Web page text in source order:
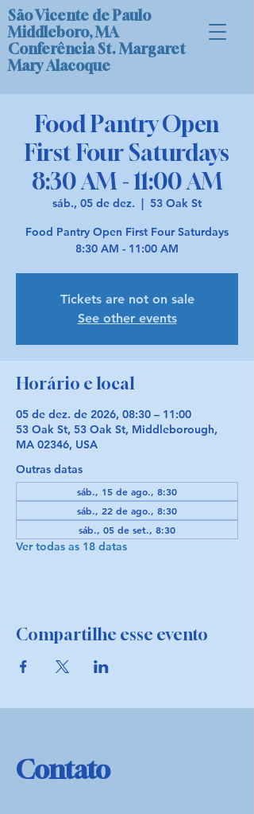
São Vicente de Paulo
Middleboro, MA
Conferência St. Margaret
Mary Alacoque
Food Pantry Open
First Four Saturdays
8:30 AM - 11:00 AM
sáb., 05 de dez.
  |
53 Oak St
Food Pantry Open First Four Saturdays
8:30 AM - 11:00 AM
Tickets are not on sale
See other events
Horário e local
05 de dez. de 2026, 08:30 – 11:00
53 Oak St, 53 Oak St, Middleborough,
MA 02346, USA
Outras datas
sáb., 15 de ago., 8:30
sáb., 22 de ago., 8:30
sáb., 05 de set., 8:30
Ver todas as 18 datas
Compartilhe esse evento
Contato